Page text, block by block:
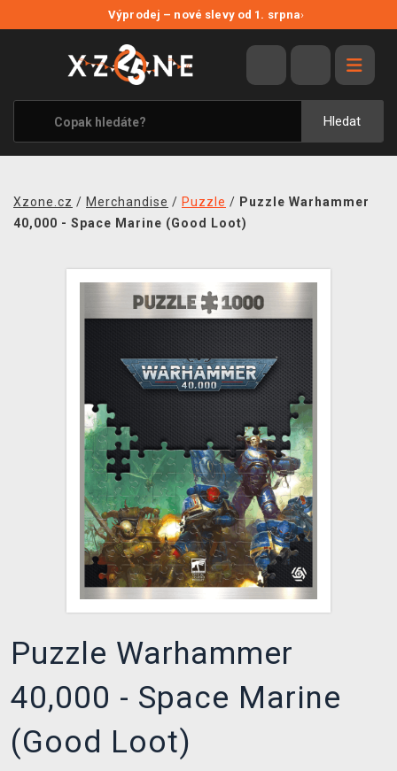
Výprodej – nové slevy od 1. srpna›
Hledat
VÝPRODEJ
VIDEOHRY
XZONE ORIGINALS
TÉMATIKY
MERCHANDISE
DOPRAVA
XZONE KLUB
TCG & BOARDGAME HUB
VÝKUP HER (BAZAR)
Xzone.cz / Merchandise / Puzzle / Puzzle Warhammer
40,000 - Space Marine (Good Loot)
Puzzle Warhammer
40,000 - Space Marine
(Good Loot)